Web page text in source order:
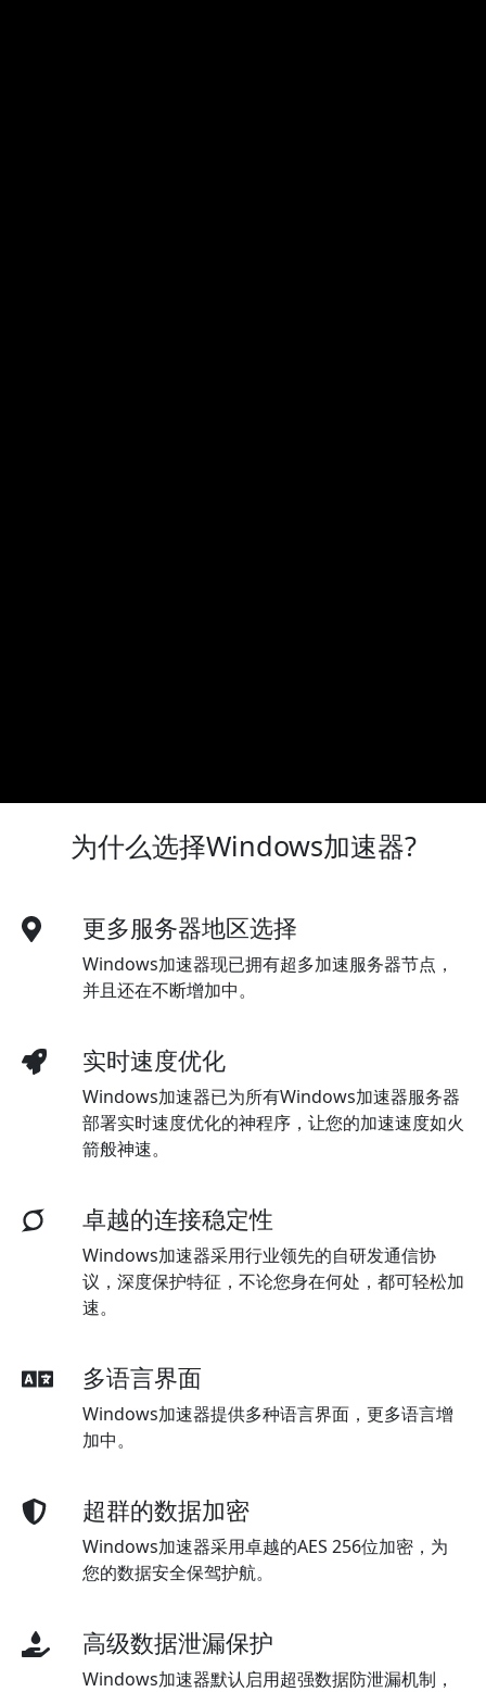
为什么选择Windows加速器?
更多服务器地区选择
Windows加速器现已拥有超多加速服务器节点，
并且还在不断增加中。
实时速度优化
Windows加速器已为所有Windows加速器服务器
部署实时速度优化的神程序，让您的加速速度如火
箭般神速。
卓越的连接稳定性
Windows加速器采用行业领先的自研发通信协
议，深度保护特征，不论您身在何处，都可轻松加
速。
多语言界面
Windows加速器提供多种语言界面，更多语言增
加中。
超群的数据加密
Windows加速器采用卓越的AES 256位加密，为
您的数据安全保驾护航。
高级数据泄漏保护
Windows加速器默认启用超强数据防泄漏机制，